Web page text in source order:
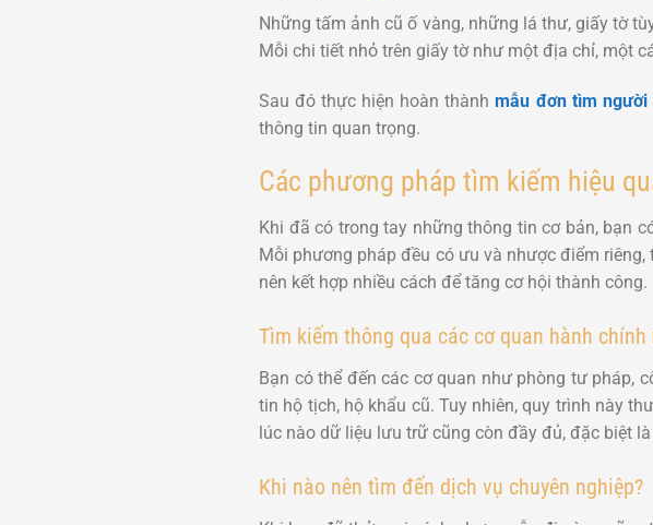
Những tấm ảnh cũ ố vàng, những lá thư, giấy tờ
Mỗi chi tiết nhỏ trên giấy tờ như một địa chỉ, một
Sau đó thực hiện hoàn thànhmẫu đơn tìm người
thông tin quan trọng.
Các phương pháp tìm kiếm hiệu
Khi đã có trong tay những thông tin cơ bản, bạn
Mỗi phương pháp đều có ưu và nhược điểm
nên kết hợp nhiều cách để tăng cơ hội thành công.
Tìm kiếm thông qua các cơ quan hành
Bạn có thể đến các cơ quan như phòng tư pháp,
tin hộ tịch, hộ khẩu cũ. Tuy nhiên, quy trình này
lúc nào dữ liệu lưu trữ cũng còn đầy đủ, đặc biệt
Khi nào nên tìm đến dịch vụ chuyên nghiệp?